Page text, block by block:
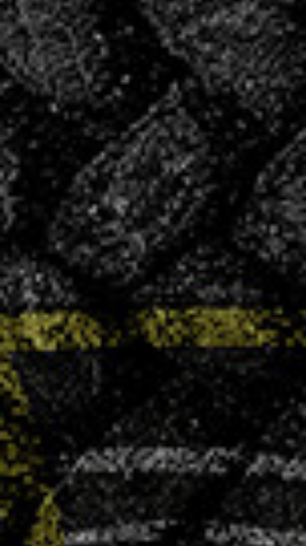
CONVOCATIONS
DU WE!
CONVOCATIONS
Vous souhaitez vous associer à un club
ambitieux et convivial ?
LA VHB FAMILY BUSINESS
NOS
ACTUALITÉS